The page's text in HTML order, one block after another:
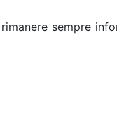
sempre